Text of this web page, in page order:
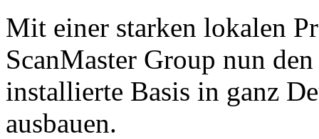
Mit einer starken lokalen
ScanMaster Group nun
installierte Basis in ganz
ausbauen.